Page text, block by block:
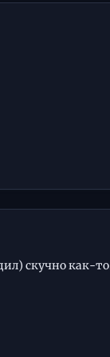
скучно как-